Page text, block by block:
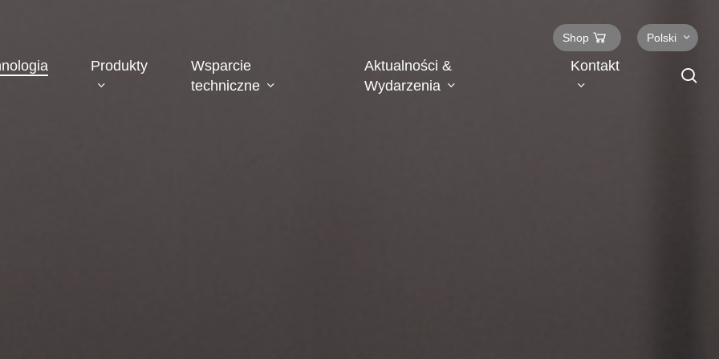
Shop Polski
Produkty
Wsparcie
techniczne
Aktualności &
Wydarzenia
Kontakt